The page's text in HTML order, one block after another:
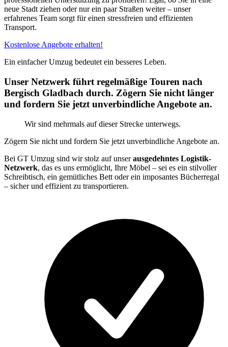
neue Stadt ziehen oder nur ein paar Straßen weiter – unser
erfahrenes Team sorgt für einen stressfreien und effizienten
Transport.
Kostenlose Angebote erhalten!
Ein einfacher Umzug bedeutet ein besseres Leben.
Unser Netzwerk führt regelmäßige Touren nach
Bergisch Gladbach durch. Zögern Sie nicht länger
und fordern Sie jetzt unverbindliche Angebote an.
Wir sind mehrmals auf dieser Strecke unterwegs.
Zögern Sie nicht und fordern Sie jetzt unverbindliche Angebote an.
Bei GT Umzug sind wir stolz auf unserausgedehntes Logistik-
Netzwerk, das es uns ermöglicht, Ihre Möbel – sei es ein stilvoller
Schreibtisch, ein gemütliches Bett oder ein imposantes Bücherregal
– sicher und effizient zu transportieren.